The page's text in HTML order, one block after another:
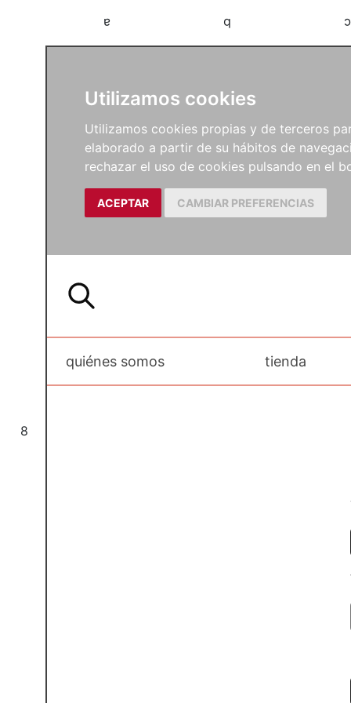
Utilizamos cookies
Utilizamos cookies propias y de terceros
elaborado a partir de su hábitos de
rechazar el uso de cookies pulsando en el
ACEPTAR CAMBIAR PREFERENCIAS
a b c
8
quiénes somos tienda